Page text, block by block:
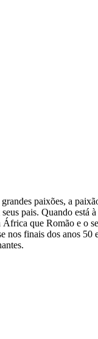
paixões, a
pais. Quando
que Romão e o
nos finais dos anos